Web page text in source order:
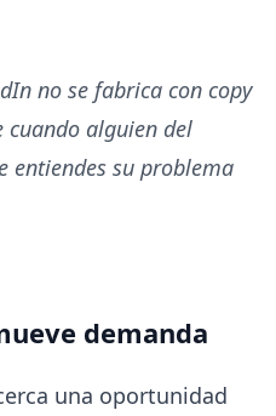
no se fabrica con copy
cuando alguien del
entiendes su problema
demanda
una oportunidad